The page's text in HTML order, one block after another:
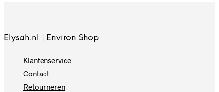
Elysah.nl | Environ Shop
Klantenservice
Contact
Retourneren